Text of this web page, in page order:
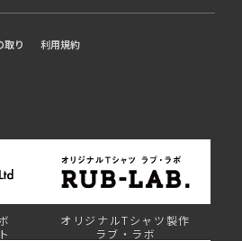
取り
利用規約
オリジナルTシャツ製作
ラブ・ラボ